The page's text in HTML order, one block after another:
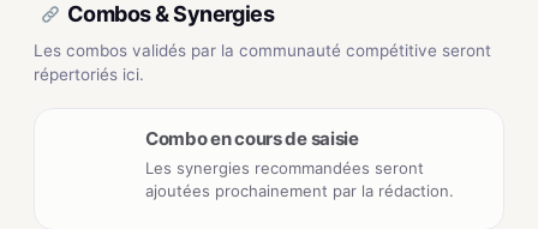
Combos & Synergies
Les combos validés par la communauté compétitive seront
répertoriés ici.
Combo en cours de saisie
Les synergies recommandées seront
ajoutées prochainement par la rédaction.